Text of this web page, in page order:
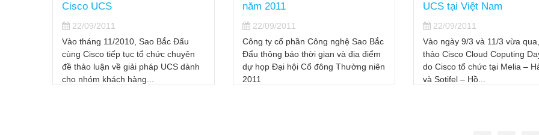
năm 2011
22/09/2011
Công ty cổ phần Công nghệ Sao Bắc
Đẩu thông báo thời gian và địa điểm
dự họp Đại hội Cổ đông Thường niên
2011
UCS tại Việt Nam
22/09/2011
Vào ngày 9/3 và 11/3 vừa qua, Hội
thảo Cisco Cloud Coputing Day 2011
do Cisco tổ chức tại Melia – Hà Nội
và Sotifel – Hồ...
UCS cho ngành FSI
22/09/2011
Ngày 12/11/2010, tại TPHCM,
ty Cổ phần Công nghệ Sao
phối hợp cùng Cisco tổ chức
trao đổi thảo luận...